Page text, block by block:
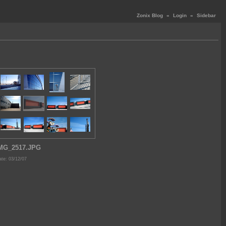
Zonix Blog « Login « Sidebar
03/12/07